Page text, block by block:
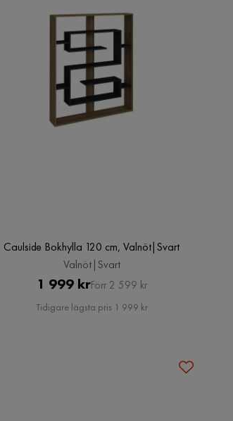
Caulside Bokhylla 120 cm, Valnöt|Svart
Valnöt|Svart
Pris
1 999 krOriginal
Pris
Förr 2 599 kr
Tidigare lägsta pris 1 999 kr